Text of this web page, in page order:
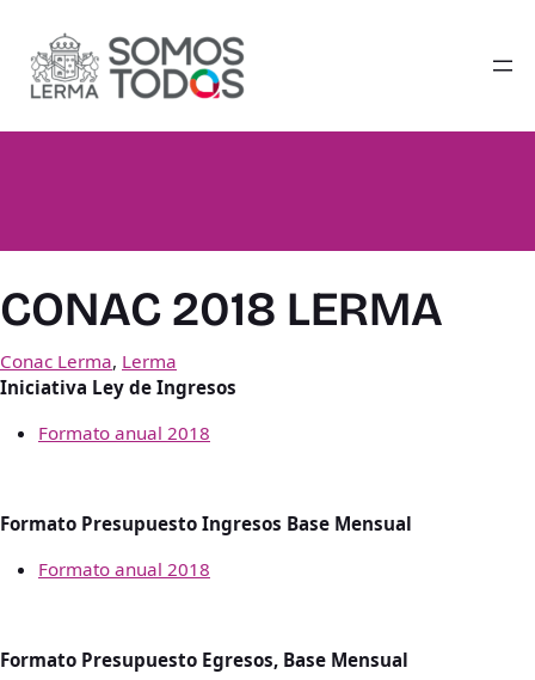
contenido
CONAC 2018 LERMA
Conac Lerma, Lerma
Iniciativa Ley de Ingresos
Formato anual 2018
Formato Presupuesto Ingresos Base Mensual
Formato anual 2018
Formato Presupuesto Egresos, Base Mensual